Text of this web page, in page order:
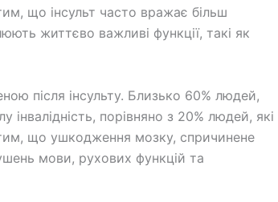
що інсульт часто вражає більш
життєво важливі функції, такі як
після інсульту. Близько 60% людей,
інвалідність, порівняно з 20% людей, які
що ушкодження мозку, спричинене
мови, рухових функцій та